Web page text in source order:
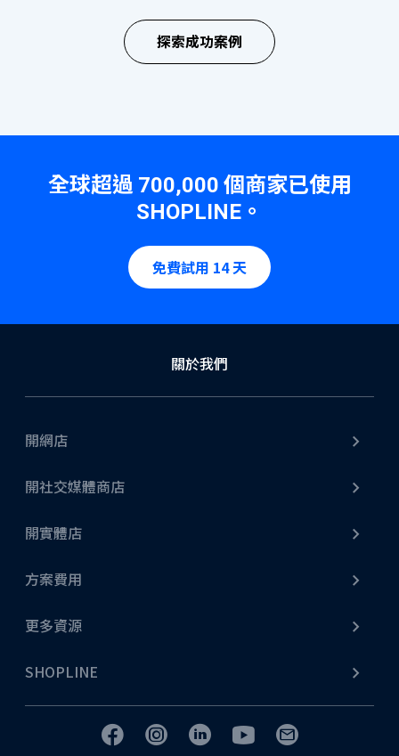
知、最新資訊及優惠活動，提供更流暢購物體驗，提高
會員忠誠度及訂單率！
OMO 全渠道零售
完美融合，輕鬆打造全方位營運模式。
社交媒體營銷
無論是 Facebook、Instagram、YouTube Shopping、
能提供串接服務。另外，SHOPLINE 更支援商戶進行社
消費的轉換率！
化，客戶經理與技術團隊即時提供專業
支援，讓我們輕鬆管理網店，提升業務
—— REGAL HOTELS
隨時準備協助我們解決任何問題。團隊
的支持使我們的電子商務營運變得更加
順利和高效。”
—— DUREX
答，並展現出禮貌和細心。同時，一直
提供有助於業務增長和運營的實用建
—— NATIONAL GEOGRAPHIC
低自建網站成本，同時呈現了更專業的
品牌形象。團隊積極提供支援以串接其
他系統，讓我們更方便地管理網店。”
—— COVERMARK
服務團隊協助我們了解平台每個細節，
講解清晰易明。十分高興，我們能愉快
—— ICE FIRE
態度印象深刻，團隊樂於助人並願意隨
時提供幫助。”探索成功案例
全球超過 700,000 個商家已使用
SHOPLINE 。
免費試用 14 天
關於我們
開網店
開社交媒體商店
開實體店
方案費用
更多資源
SHOPLINE